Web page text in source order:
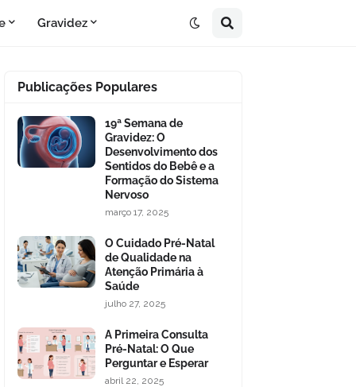
Gravidez
Publicações Populares
19ª Semana de
Gravidez: O
Desenvolvimento dos
Sentidos do Bebê e a
Formação do Sistema
Nervoso
março 17, 2025
O Cuidado Pré-Natal
de Qualidade na
Atenção Primária à
Saúde
julho 27, 2025
A Primeira Consulta
Pré-Natal: O Que
Perguntar e Esperar
abril 22, 2025